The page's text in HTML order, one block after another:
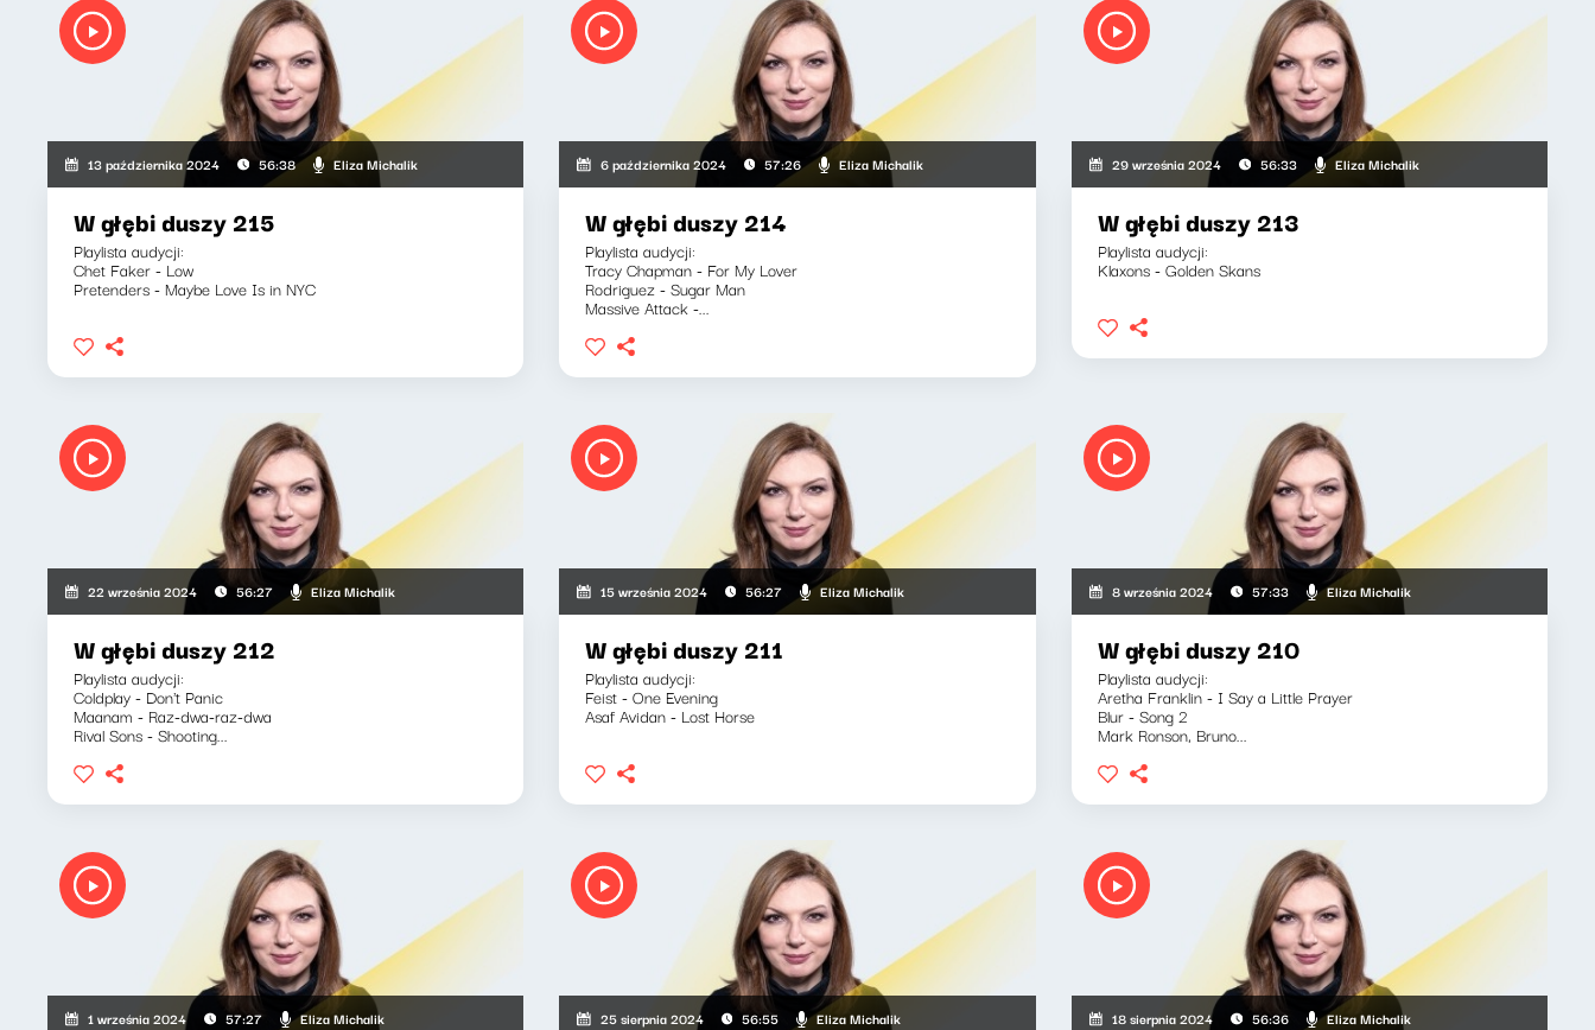
13 października 2024 56:38 Eliza Michalik
W głębi duszy 215
Playlista audycji:
Chet Faker - Low
Pretenders - Maybe Love Is in NYC
6 października 2024 57:26 Eliza Michalik
W głębi duszy 214
Playlista audycji:
Tracy Chapman - For My Lover
Rodriguez - Sugar Man
Massive Attack -...
29 września 2024 56:33 Eliza Michalik
W głębi duszy 213
Playlista audycji:
Klaxons - Golden Skans
22 września 2024 56:27 Eliza Michalik
W głębi duszy 212
Playlista audycji:
Coldplay - Don't Panic
Maanam - Raz-dwa-raz-dwa
Rival Sons - Shooting...
15 września 2024 56:27 Eliza Michalik
W głębi duszy 211
Playlista audycji:
Feist - One Evening
Asaf Avidan - Lost Horse
8 września 2024 57:33 Eliza Michalik
W głębi duszy 210
Playlista audycji:
Aretha Franklin - I Say a Little Prayer
Blur - Song 2
Mark Ronson, Bruno...
1 września 2024 57:27 Eliza Michalik 25 sierpnia 2024 56:55 Eliza Michalik 18 sierpnia 2024 56:36 Eliza Michalik